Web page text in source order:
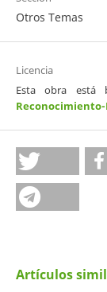
Otros Temas
Licencia
Esta obra está
Artículos